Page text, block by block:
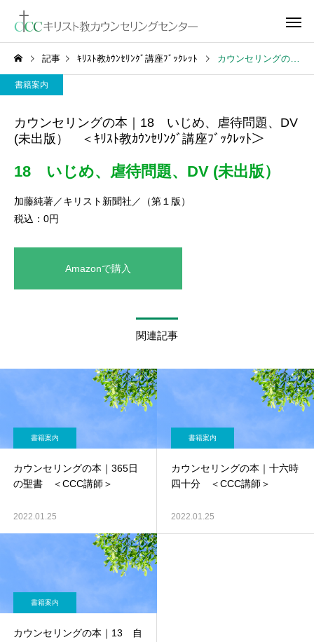
記事 ｷﾘｽﾄ教ｶｳﾝｾﾘﾝｸﾞ講座ﾌﾞｯｸﾚｯﾄ カウンセリングの本｜18 いじめ、虐待問題、DV (未出版） ＜ｷﾘｽﾄ教ｶｳﾝｾﾘﾝｸﾞ講座ﾌﾞｯｸﾚｯﾄ＞
書籍案内
カウンセリングの本｜18 いじめ、虐待問題、DV
(未出版） ＜ｷﾘｽﾄ教ｶｳﾝｾﾘﾝｸﾞ講座ﾌﾞｯｸﾚｯﾄ＞
18 いじめ、虐待問題、DV (未出版）
加藤純著／キリスト新聞社／（第１版）
税込：0円
Amazonで購入
関連記事
書籍案内
カウンセリングの本｜365日
の聖書 ＜CCC講師＞
2022.01.25
書籍案内
カウンセリングの本｜十六時
四十分 ＜CCC講師＞
2022.01.25
書籍案内
カウンセリングの本｜13 自